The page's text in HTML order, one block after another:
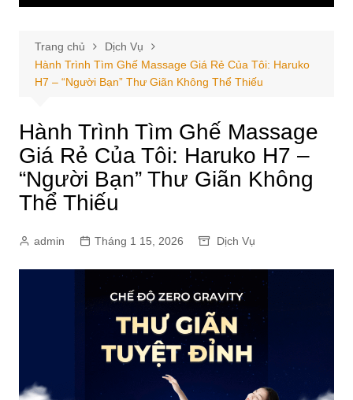
Trang chủ
Dịch Vụ
Hành Trình Tìm Ghế Massage Giá Rẻ Của Tôi: Haruko
H7 – “Người Bạn” Thư Giãn Không Thể Thiếu
Hành Trình Tìm Ghế Massage
Giá Rẻ Của Tôi: Haruko H7 –
“Người Bạn” Thư Giãn Không
Thể Thiếu
admin Tháng 1 15, 2026 Dịch Vụ